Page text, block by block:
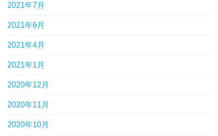
2021年7月
2021年6月
2021年4月
2021年1月
2020年12月
2020年11月
2020年10月